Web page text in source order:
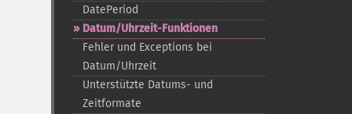
DatePeriod
Datum/Uhrzeit-​Funktionen
Fehler und Exceptions bei
Datum/Uhrzeit
Unterstützte Datums-​ und
Zeitformate